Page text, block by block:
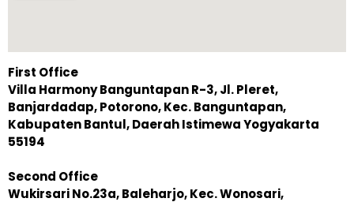
First Office
Villa Harmony Banguntapan R-3, Jl. Pleret,
Banjardadap, Potorono, Kec. Banguntapan,
Kabupaten Bantul, Daerah Istimewa Yogyakarta
55194
Second Office
Wukirsari No.23a, Baleharjo, Kec. Wonosari,